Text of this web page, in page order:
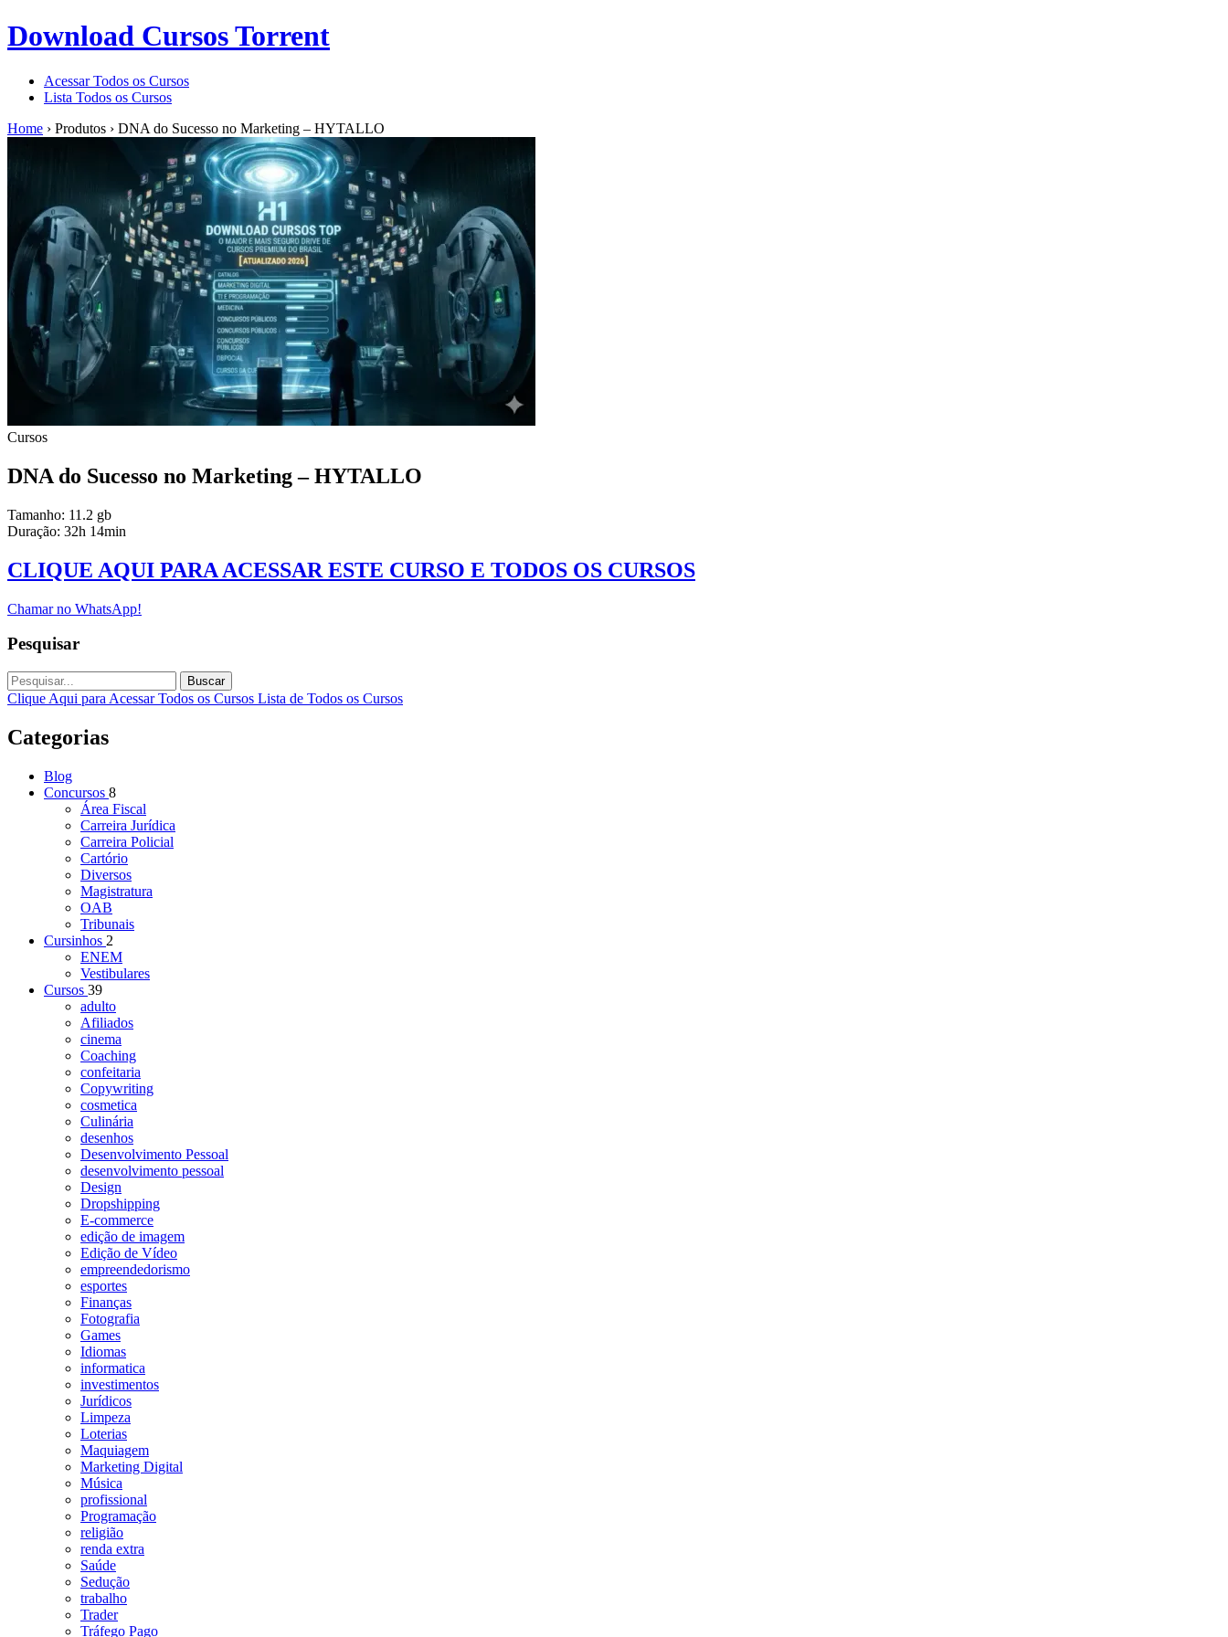
Download Cursos Torrent
Acessar Todos os Cursos
Lista Todos os Cursos
Home › Produtos › DNA do Sucesso no Marketing – HYTALLO
Cursos
DNA do Sucesso no Marketing – HYTALLO
Tamanho: 11.2 gb
Duração: 32h 14min
CLIQUE AQUI PARA ACESSAR ESTE CURSO E TODOS OS CURSOS
Chamar no WhatsApp!
Pesquisar
Buscar
Clique Aqui para Acessar Todos os Cursos Lista de Todos os Cursos
Categorias
Blog
Concursos 8
Área Fiscal
Carreira Jurídica
Carreira Policial
Cartório
Diversos
Magistratura
OAB
Tribunais
Cursinhos 2
ENEM
Vestibulares
Cursos 39
adulto
Afiliados
cinema
Coaching
confeitaria
Copywriting
cosmetica
Culinária
desenhos
Desenvolvimento Pessoal
desenvolvimento pessoal
Design
Dropshipping
E-commerce
edição de imagem
Edição de Vídeo
empreendedorismo
esportes
Finanças
Fotografia
Games
Idiomas
informatica
investimentos
Jurídicos
Limpeza
Loterias
Maquiagem
Marketing Digital
Música
profissional
Programação
religião
renda extra
Saúde
Sedução
trabalho
Trader
Tráfego Pago